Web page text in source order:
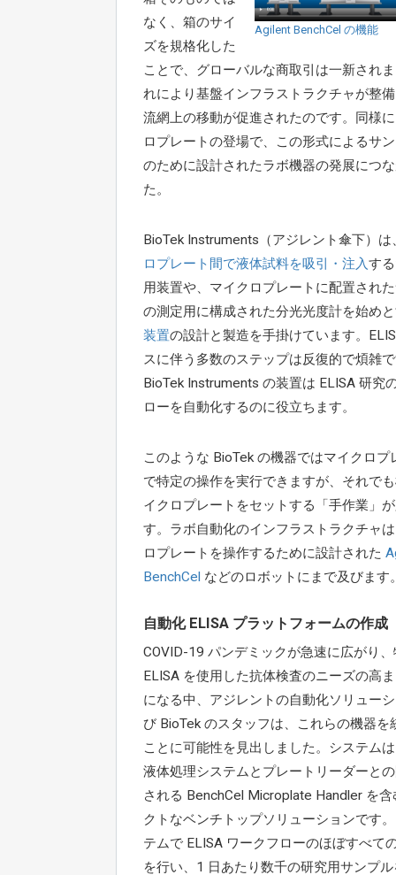
Agilent BenchCel の機能
なく、箱のサイ
ズを規格化した
ことで、グローバルな商取引は一新され
れにより基盤インフラストラクチャが整
流網上の移動が促進されたのです。同様
ロプレートの登場で、この形式によるサ
のために設計されたラボ機器の発展につ
た。
BioTek Instruments（アジレント傘下）は
ロプレート間で液体試料を吸引・注入す
用装置や、マイクロプレートに配置され
の測定用に構成された分光光度計を始め
装置の設計と製造を手掛けています。
スに伴う多数のステップは反復的で煩雑
BioTek Instruments の装置は ELISA 研究
ローを自動化するのに役立ちます。
このような BioTek の機器ではマイクロプ
で特定の操作を実行できますが、それで
イクロプレートをセットする「手作業」
す。ラボ自動化のインフラストラクチャ
ロプレートを操作するために設計された
BenchCel などのロボットにまで及びます
自動化 ELISA プラットフォームの作成
COVID-19 パンデミックが急速に広がり
ELISA を使用した抗体検査のニーズの高
になる中、アジレントの自動化ソリュー
び BioTek のスタッフは、これらの機器を
ことに可能性を見出しました。システム
液体処理システムとプレートリーダーと
される BenchCel Microplate Handler を含
クトなベンチトップソリューションです
テムで ELISA ワークフローのほぼすべて
を行い、1 日あたり数千の研究用サンプ